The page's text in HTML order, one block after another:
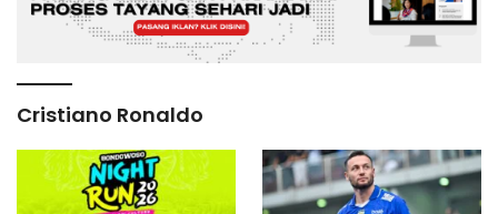
Cristiano Ronaldo